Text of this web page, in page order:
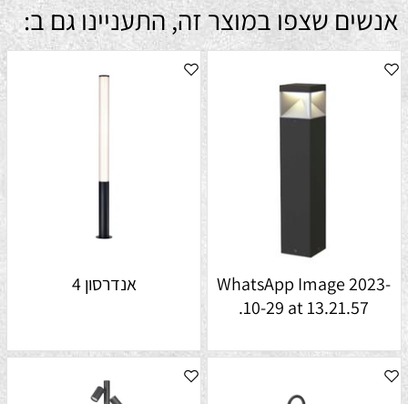
אנשים שצפו במוצר זה, התעניינו גם ב:
WhatsApp Image 2023-
10-29 at 13.21.57.
אנדרסון 4